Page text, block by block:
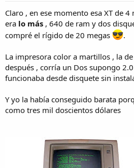
Claro , en ese momento esa XT de 4
era lo más , 640 de ram y dos
compré el rígido de 20 megas
.
La impresora color a martillos , la
después , corría un Dos supongo
funcionaba desde disquete sin
Y yo la había conseguido barata
como tres mil doscientos dólares